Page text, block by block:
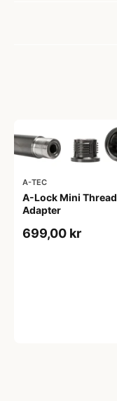
A-TEC
A-Lock Mini Thread
Adapter
699,00 kr